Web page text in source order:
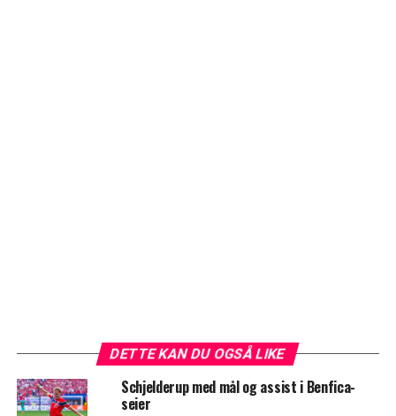
DETTE KAN DU OGSÅ LIKE
Schjelderup med mål og assist i Benfica-
seier